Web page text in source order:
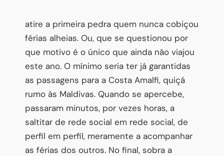
atire a primeira pedra quem nunca cobiçou
férias alheias. Ou, que se questionou por
que motivo é o único que ainda não viajou
este ano. O mínimo seria ter já garantidas
as passagens para a Costa Amalfi, quiçá
rumo às Maldivas. Quando se apercebe,
passaram minutos, por vezes horas, a
saltitar de rede social em rede social, de
perfil em perfil, meramente a acompanhar
as férias dos outros. No final, sobra a